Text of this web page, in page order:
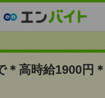
＊高時給1900円